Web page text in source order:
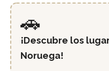
🚗
¡Descubre los
Noruega!